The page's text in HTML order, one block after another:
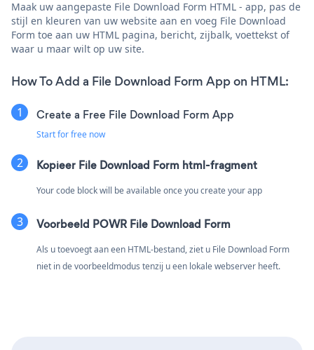
Maak uw aangepaste File Download Form HTML - app, pas de
stijl en kleuren van uw website aan en voeg File Download
Form toe aan uw HTML pagina, bericht, zijbalk, voettekst of
waar u maar wilt op uw site.
How To Add a File Download Form App on HTML:
Create a Free File Download Form App
Start for free now
Kopieer File Download Form html-fragment
Your code block will be available once you create your app
Voorbeeld POWR File Download Form
Als u toevoegt aan een HTML-bestand, ziet u File Download Form
niet in de voorbeeldmodus tenzij u een lokale webserver heeft.